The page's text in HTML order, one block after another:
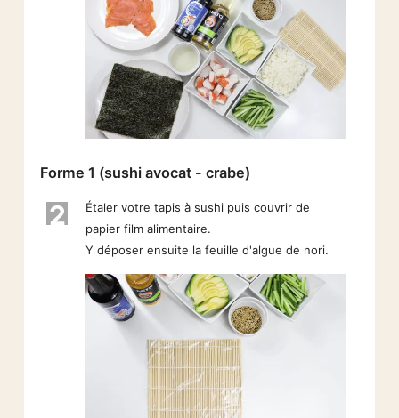
Forme 1 (sushi avocat - crabe)
2
Étaler votre tapis à sushi puis couvrir de
papier film alimentaire.
Y déposer ensuite la feuille d'algue de nori.